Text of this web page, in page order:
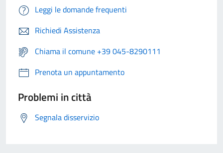
Leggi le domande frequenti
Richiedi Assistenza
Chiama il comune +39 045-8290111
Prenota un appuntamento
Problemi in città
Segnala disservizio